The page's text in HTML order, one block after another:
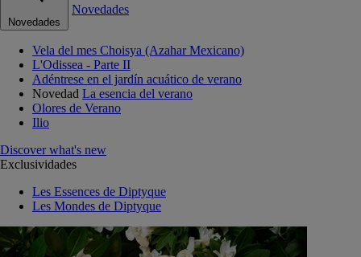
Novedades
Novedades
Vela del mes Choisya (Azahar Mexicano)
L'Odissea - Parte II
Adéntrese en el jardín acuático de verano
Novedad La esencia del verano
Olores de Verano
Ilio
Discover what's new
Exclusividades
Les Essences de Diptyque
Les Mondes de Diptyque